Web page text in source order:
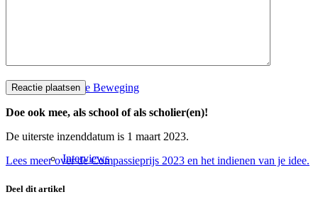
Uit de Beweging
Interviews
Doe ook mee, als school of als scholier(en)!
De uiterste inzenddatum is 1 maart 2023.
Lees meer over de Compassieprijs 2023 en het indienen van je idee.
Deel dit artikel